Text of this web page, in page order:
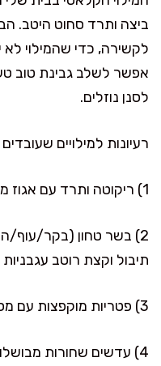
ביצה ותרד סחוט היטב.
לקשירה, כדי שהמילוי
אפשר לשלב גבינת טוב
לסנן נוזלים.
רעיונות למילויים
1) ריקוטה ותרד עם אגוז מוסקט וגרידת לימון.
2) בשר טחון (בקר/עוף/
תיבול וקצת רוטב
3) פטריות מוקפצות עם מסקרפונה או גבינת שמנת, וטימין.
4) עדשים שחורות